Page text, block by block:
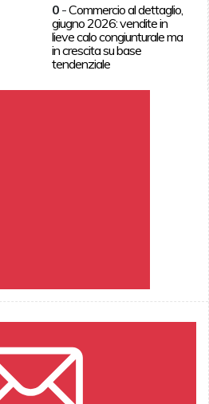
0 -Commercio al dettaglio,
giugno 2026: vendite in
lieve calo congiunturale ma
in crescita su base
tendenziale